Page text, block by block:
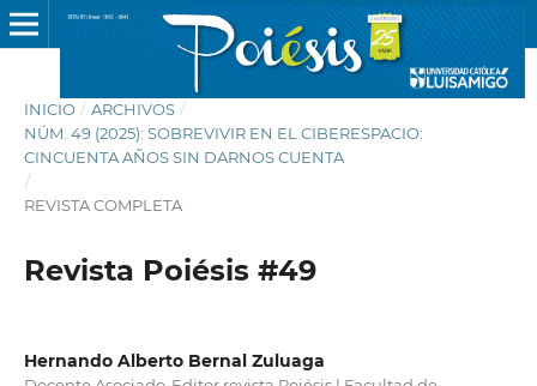
INICIO / ARCHIVOS /
NÚM. 49 (2025): SOBREVIVIR EN EL CIBERESPACIO:
CINCUENTA AÑOS SIN DARNOS CUENTA
/
REVISTA COMPLETA
Revista Poiésis #49
Hernando Alberto Bernal Zuluaga